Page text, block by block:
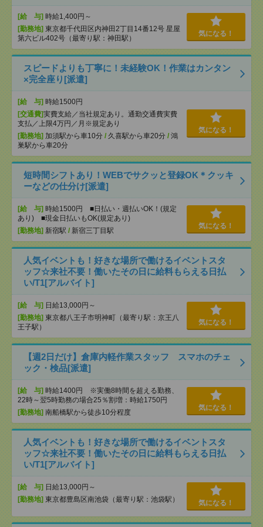
[給 与] 時給1,400円～
[勤務地] 東京都千代田区内神田2丁目14番12号 星屋
第六ビル402号（最寄り駅：神田駅）
気になる！
スピードよりも丁寧に！未経験OK！作業はカンタン
×完全座り[派遣]
[給 与] 時給1500円
[交通費]実費支給／当社規定あり。通勤交通費実費
支払／上限4万円／月※規定あり
[勤務地] 加須駅から車10分 / 久喜駅から車20分 / 鴻
巣駅から車20分
気になる！
短時間シフトあり！WEBでサクッと登録OK＊クッキ
ーなどの仕分け[派遣]
[給 与] 時給1500円 ■日払い・週払いOK！(規定
あり) ■現金日払いもOK(規定あり)
[勤務地] 新宿駅 / 新宿三丁目駅
気になる！
人気イベントも！好きな場所で働けるイベントスタ
ッフ☆来社不要！働いたその日に給料もらえる日払
い/T1[アルバイト]
[給 与] 日給13,000円～
[勤務地] 東京都八王子市明神町（最寄り駅：京王八
王子駅）
気になる！
【週2日だけ】倉庫内軽作業スタッフ スマホのチェ
ック・検品[派遣]
[給 与] 時給1400円 ※実働8時間を超える勤務、
22時～翌5時勤務の場合25％割増：時給1750円
[勤務地] 南船橋駅から徒歩10分程度
気になる！
人気イベントも！好きな場所で働けるイベントスタ
ッフ☆来社不要！働いたその日に給料もらえる日払
い/T1[アルバイト]
[給 与] 日給13,000円～
[勤務地] 東京都豊島区南池袋（最寄り駅：池袋駅） 気になる！